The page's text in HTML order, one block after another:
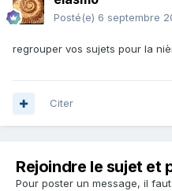
Posté(e) 6 septembre
regrouper vos sujets pour la
Citer
Rejoindre le sujet et
Pour poster un message, il